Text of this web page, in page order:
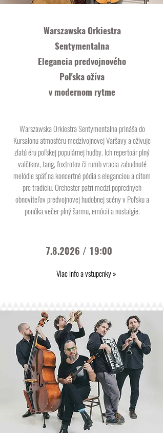
Warszawska Orkiestra
Sentymentalna
Elegancia predvojnového
Poľska ožíva
v modernom rytme
Warszawska Orkiestra Sentymentalna prináša do
Kursalonu atmosféru medzivojnovej Varšavy a oživuje
zlatú éru poľskej populárnej hudby. Ich repertoár plný
valčíkov, tang, foxtrotov či rumb vracia zabudnuté
melódie späť na koncertné pódiá s eleganciou a citom
pre tradíciu. Orchester patrí medzi popredných
obnoviteľov predvojnovej hudobnej scény v Poľsku a
ponúka večer plný šarmu, emócií a nostalgie.
7.8.2026 / 19:00
Viac info a vstupenky »